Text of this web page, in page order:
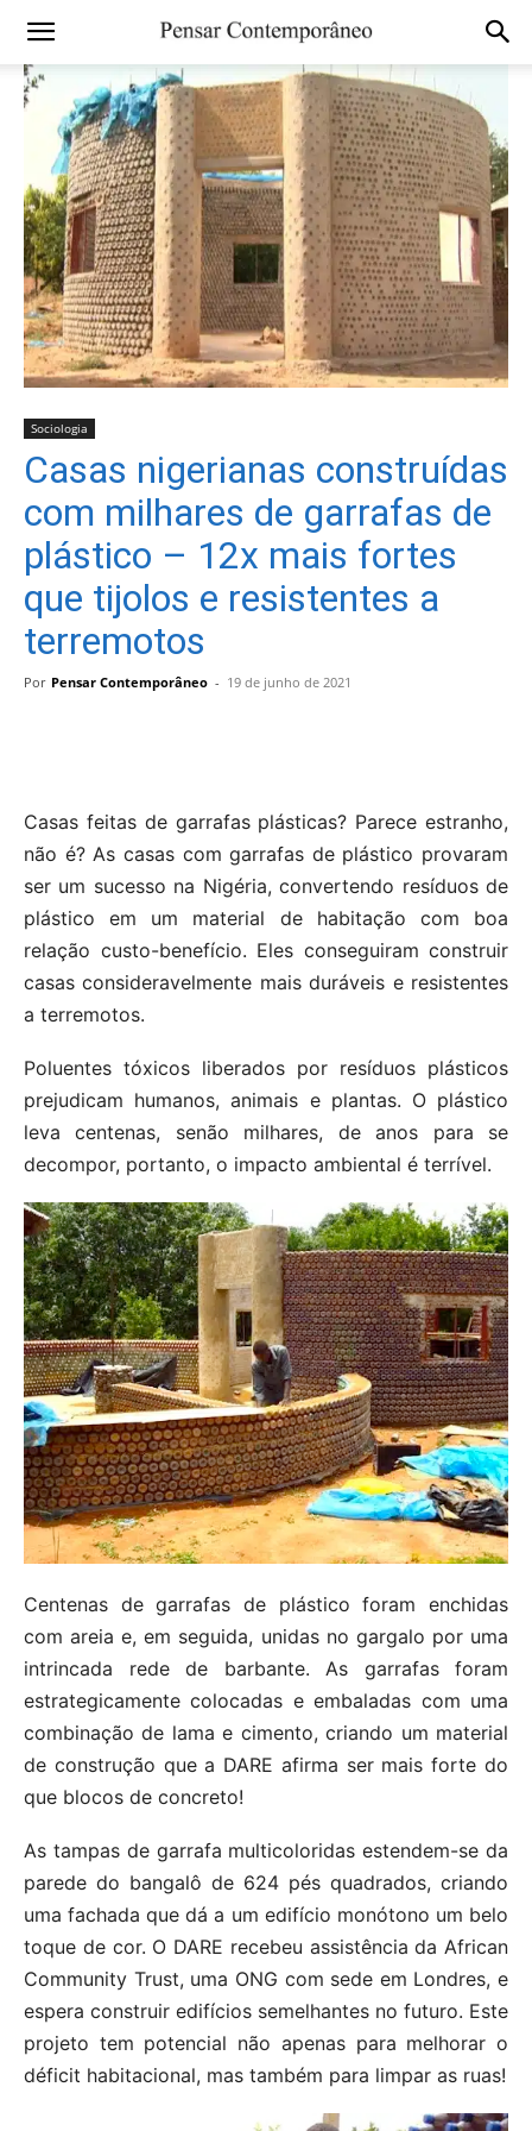
Sociologia
Casas nigerianas construídas
com milhares de garrafas de
plástico – 12x mais fortes
que tijolos e resistentes a
terremotos
Por Pensar Contemporâneo - 19 de junho de 2021
Casas feitas de garrafas plásticas? Parece estranho,
não é? As casas com garrafas de plástico provaram
ser um sucesso na Nigéria, convertendo resíduos de
plástico em um material de habitação com boa
relação custo-benefício. Eles conseguiram construir
casas consideravelmente mais duráveis ​​e resistentes
a terremotos.
Poluentes tóxicos liberados por resíduos plásticos
prejudicam humanos, animais e plantas. O plástico
leva centenas, senão milhares, de anos para se
decompor, portanto, o impacto ambiental é terrível.
Centenas de garrafas de plástico foram enchidas
com areia e, em seguida, unidas no gargalo por uma
intrincada rede de barbante. As garrafas foram
estrategicamente colocadas e embaladas com uma
combinação de lama e cimento, criando um material
de construção que a DARE afirma ser mais forte do
que blocos de concreto!
As tampas de garrafa multicoloridas estendem-se da
parede do bangalô de 624 pés quadrados, criando
uma fachada que dá a um edifício monótono um belo
toque de cor. O DARE recebeu assistência da African
Community Trust, uma ONG com sede em Londres, e
espera construir edifícios semelhantes no futuro. Este
projeto tem potencial não apenas para melhorar o
déficit habitacional, mas também para limpar as ruas!